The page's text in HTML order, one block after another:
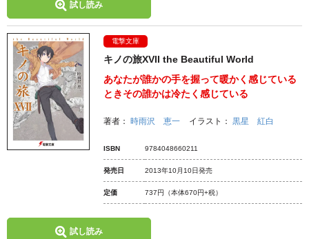
試し読み
電撃文庫
キノの旅XVII the Beautiful World
あなたが誰かの手を握って暖かく感じている
ときその誰かは冷たく感じている
著者： 時雨沢 恵一 イラスト： 黒星 紅白
ISBN 9784048660211
発売日 2013年10月10日発売
定価 737円 （本体670円+税）
試し読み